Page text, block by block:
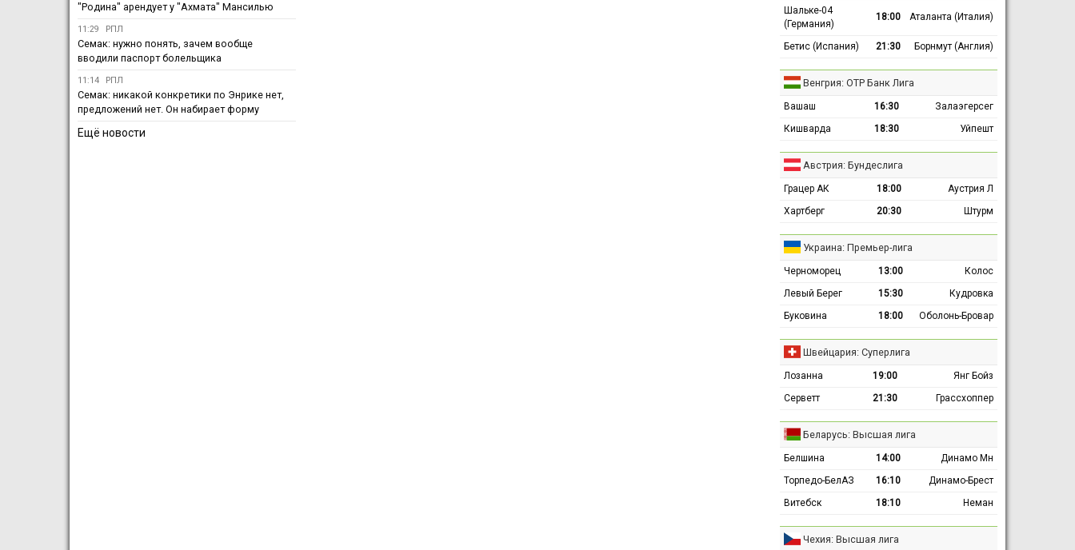
"Родина" арендует у "Ахмата" Мансилью
11:29 РПЛ
Семак: нужно понять, зачем вообще
вводили паспорт болельщика
11:14 РПЛ
Семак: никакой конкретики по Энрике нет,
предложений нет. Он набирает форму
Ещё новости
Шальке-04
(Германия)
18:00 Аталанта (Италия)
Бетис (Испания) 21:30 Борнмут (Англия)
Венгрия: ОТР Банк Лига
Вашаш 16:30
Залаэгерсег
Кишварда
18:30 Уйпешт
Австрия: Бундеслига
Грацер АК 18:00
Аустрия Л
Хартберг
20:30 Штурм
Украина: Премьер-лига
Черноморец 13:00
Колос
Левый Берег
15:30
Кудровка
Буковина
18:00 Оболонь-Бровар
Швейцария: Суперлига
Лозанна 19:00
Янг Бойз
Серветт
21:30 Грассхоппер
Беларусь: Высшая лига
Белшина 14:00
Динамо Мн
Торпедо-БелАЗ
16:10
Динамо-Брест
Витебск
18:10 Неман
Чехия: Высшая лига